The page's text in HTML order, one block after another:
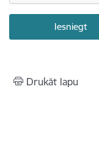
Drukāt lapu